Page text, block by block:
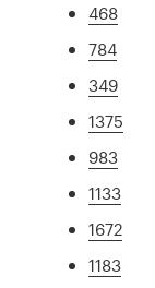
468
784
349
1375
983
1133
1672
1183